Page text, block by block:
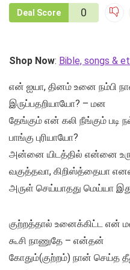
Deal Score 0
Shop Now: Bible, songs &
என் ஐயா, தினம் உனை நம்பி
இருப்பதறியாயோ? – மன
தேங்கும் என் கலி நீங்கும் படி
பாங்கு புரியாயோ?
அன்னை யிடத்தில் என்னை
வகுத்தவா, கிறிஸ்த்தையா
அருள் செய்யாதது மெய்யா
குற்றத்தால் உனைக்கிட்ட என்
கூசி நாணுதே – என்தன்
கோதும்(குற்றம்) நான் செய்த